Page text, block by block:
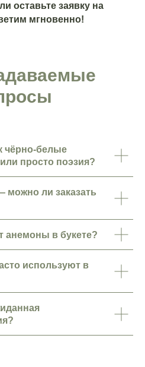
оставьте заявку на
мгновенно!
чёрно-белые
просто поэзия?
можно ли заказать
анемоны в букете?
используют в
Проспект П. С.,
до 22:00